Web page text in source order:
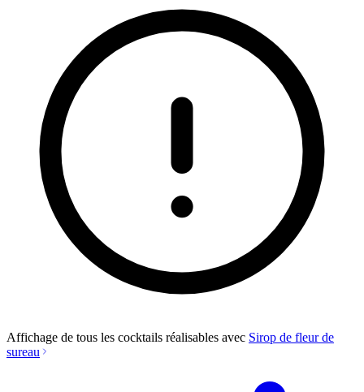
Affichage de tous les cocktails réalisables avec Sirop de fleur de
sureau